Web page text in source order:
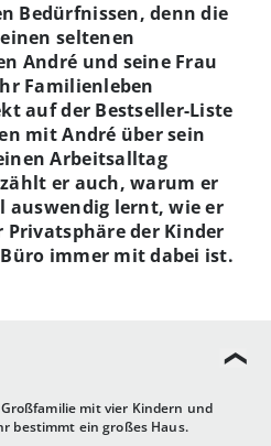
mit vier Kindern und
bestimmt ein großes Haus.
Bedürfnissen, denn die
seltenen
André und seine Frau
Familienleben
auf der Bestseller-Liste
mit André über sein
Arbeitsalltag
er auch, warum er
auswendig lernt, wie er
Privatsphäre der Kinder
immer mit dabei ist.